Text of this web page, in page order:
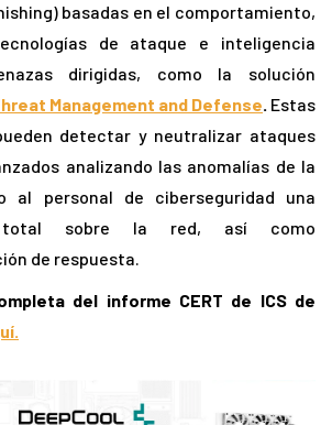
basadas en el comportamiento,
de ataque e inteligencia
dirigidas, como la solución
Management and Defense. Estas
detectar y neutralizar ataques
analizando las anomalías de la
al personal de ciberseguridad una
total sobre la red, así como
de respuesta.
del informe CERT de ICS de